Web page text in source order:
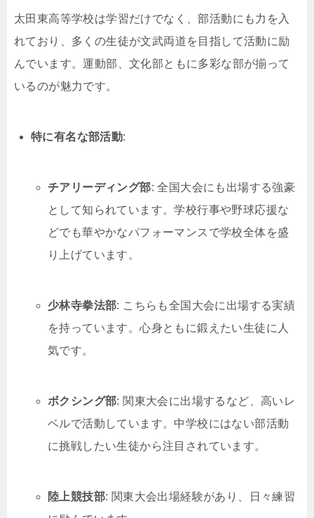
太田東高等学校は学習だけでなく、部活動にも力を入
れており、多くの生徒が文武両道を目指して活動に励
んでいます。運動部、文化部ともに多彩な部が揃って
いるのが魅力です。
特に有名な部活動:
チアリーディング部: 全国大会にも出場する強豪
として知られています。学校行事や野球応援な
どでも華やかなパフォーマンスで学校全体を盛
り上げています。
少林寺拳法部: こちらも全国大会に出場する実績
を持っています。心身ともに鍛えたい生徒に人
気です。
ボクシング部: 関東大会に出場するなど、高いレ
ベルで活動しています。中学校にはない部活動
に挑戦したい生徒から注目されています。
陸上競技部: 関東大会出場経験があり、日々練習